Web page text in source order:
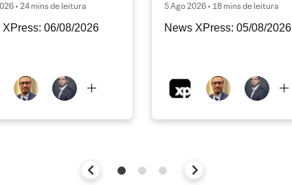
• 24 mins de leitura
XPress: 06/08/2026
5 Ago 2026 • 18 mins de leitura
News XPress: 05/08/2026